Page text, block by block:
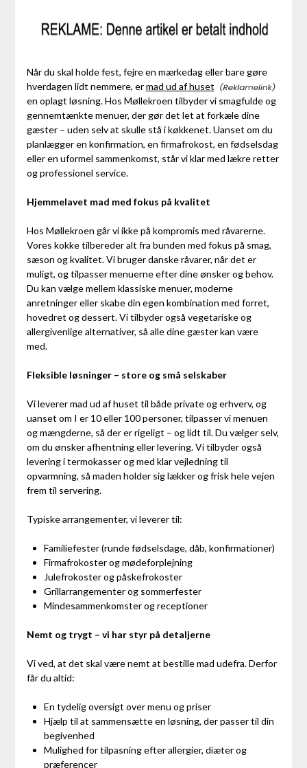
Når du skal holde fest, fejre en mærkedag eller bare gøre
hverdagen lidt nemmere, ermad ud af huset
en oplagt løsning. Hos Møllekroen tilbyder vi smagfulde og
gennemtænkte menuer, der gør det let at forkæle dine
gæster – uden selv at skulle stå i køkkenet. Uanset om du
planlægger en konfirmation, en firmafrokost, en fødselsdag
eller en uformel sammenkomst, står vi klar med lækre retter
og professionel service.
Hjemmelavet mad med fokus på kvalitet
Hos Møllekroen går vi ikke på kompromis med råvarerne.
Vores kokke tilbereder alt fra bunden med fokus på smag,
sæson og kvalitet. Vi bruger danske råvarer, når det er
muligt, og tilpasser menuerne efter dine ønsker og behov.
Du kan vælge mellem klassiske menuer, moderne
anretninger eller skabe din egen kombination med forret,
hovedret og dessert. Vi tilbyder også vegetariske og
allergivenlige alternativer, så alle dine gæster kan være
med.
Fleksible løsninger – store og små selskaber
Vi leverer mad ud af huset til både private og erhverv, og
uanset om I er 10 eller 100 personer, tilpasser vi menuen
og mængderne, så der er rigeligt – og lidt til. Du vælger selv,
om du ønsker afhentning eller levering. Vi tilbyder også
levering i termokasser og med klar vejledning til
opvarmning, så maden holder sig lækker og frisk hele vejen
frem til servering.
Typiske arrangementer, vi leverer til:
Familiefester (runde fødselsdage, dåb, konfirmationer)
Firmafrokoster og mødeforplejning
Julefrokoster og påskefrokoster
Grillarrangementer og sommerfester
Mindesammenkomster og receptioner
Nemt og trygt – vi har styr på detaljerne
Vi ved, at det skal være nemt at bestille mad udefra. Derfor
får du altid:
En tydelig oversigt over menu og priser
Hjælp til at sammensætte en løsning, der passer til din
begivenhed
Mulighed for tilpasning efter allergier, diæter og
præferencer